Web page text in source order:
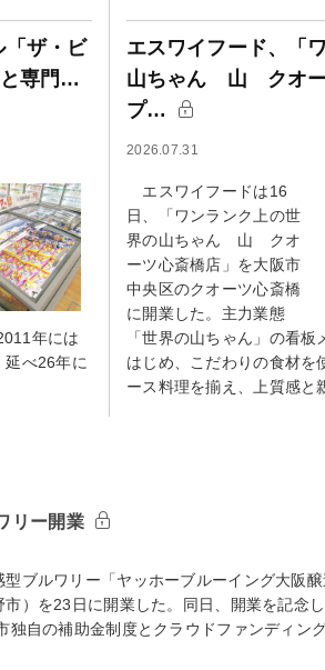
「ザ・ビ
専門…
年には
延べ26年に
エスワイフード、「
山ちゃん 山 クオー
プ…
2026.07.31
エスワイフードは16
日、「ワンランク上の世
界の山ちゃん 山 クオ
ーツ心斎橋店」を大阪市
中央区のクオーツ心斎橋
に開業した。主力業態
「世界の山ちゃん」の看
はじめ、こだわりの食材を
ース料理を揃え、上質感
リー開業
ブルワリー「ヤッホーブルーイング大阪醸
）を23日に開業した。同日、開業を記念
自の補助金制度とクラウドファンディン